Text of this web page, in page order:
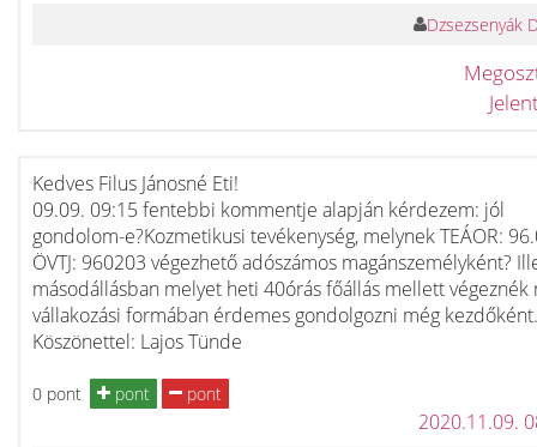
Dzsezsenyák
Kedves Filus Jánosné Eti!
09.09. 09:15 fentebbi kommentje alapján kérdezem: jól
gondolom-e?Kozmetikusi tevékenység, melynek TEÁOR:
ÖVTJ: 960203 végezhető adószámos magánszemélyként?
másodállásban melyet heti 40órás főállás mellett végeznék
vállakozási formában érdemes gondolgozni még kezdőként.
Köszönettel: Lajos Tünde
0 pont pont pont
2020.11.09.